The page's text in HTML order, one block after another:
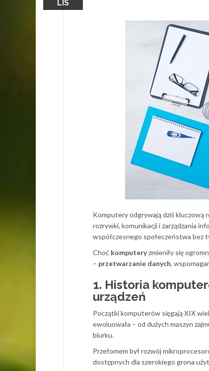
LIS
Komputery odgrywają dziś kluczową
rozrywki, komunikacji i zarządzania
współczesnego społeczeństwa bez
Choć komputeryzmieniły się
– przetwarzanie danych,
1. Historia
urządzeń
Początki komputerów sięgają XIX
ewoluowała – od dużych maszyn
biurku.
Przełomem był rozwój
dostępnych dla szerokiego grona